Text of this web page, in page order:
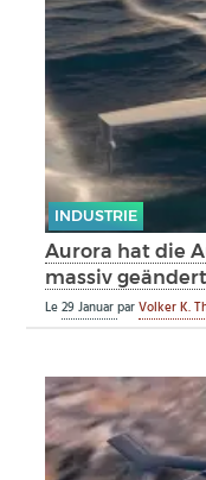
INDUSTRIE
Aurora hat die
massiv geändert
Le29 JanuarparVolker K.